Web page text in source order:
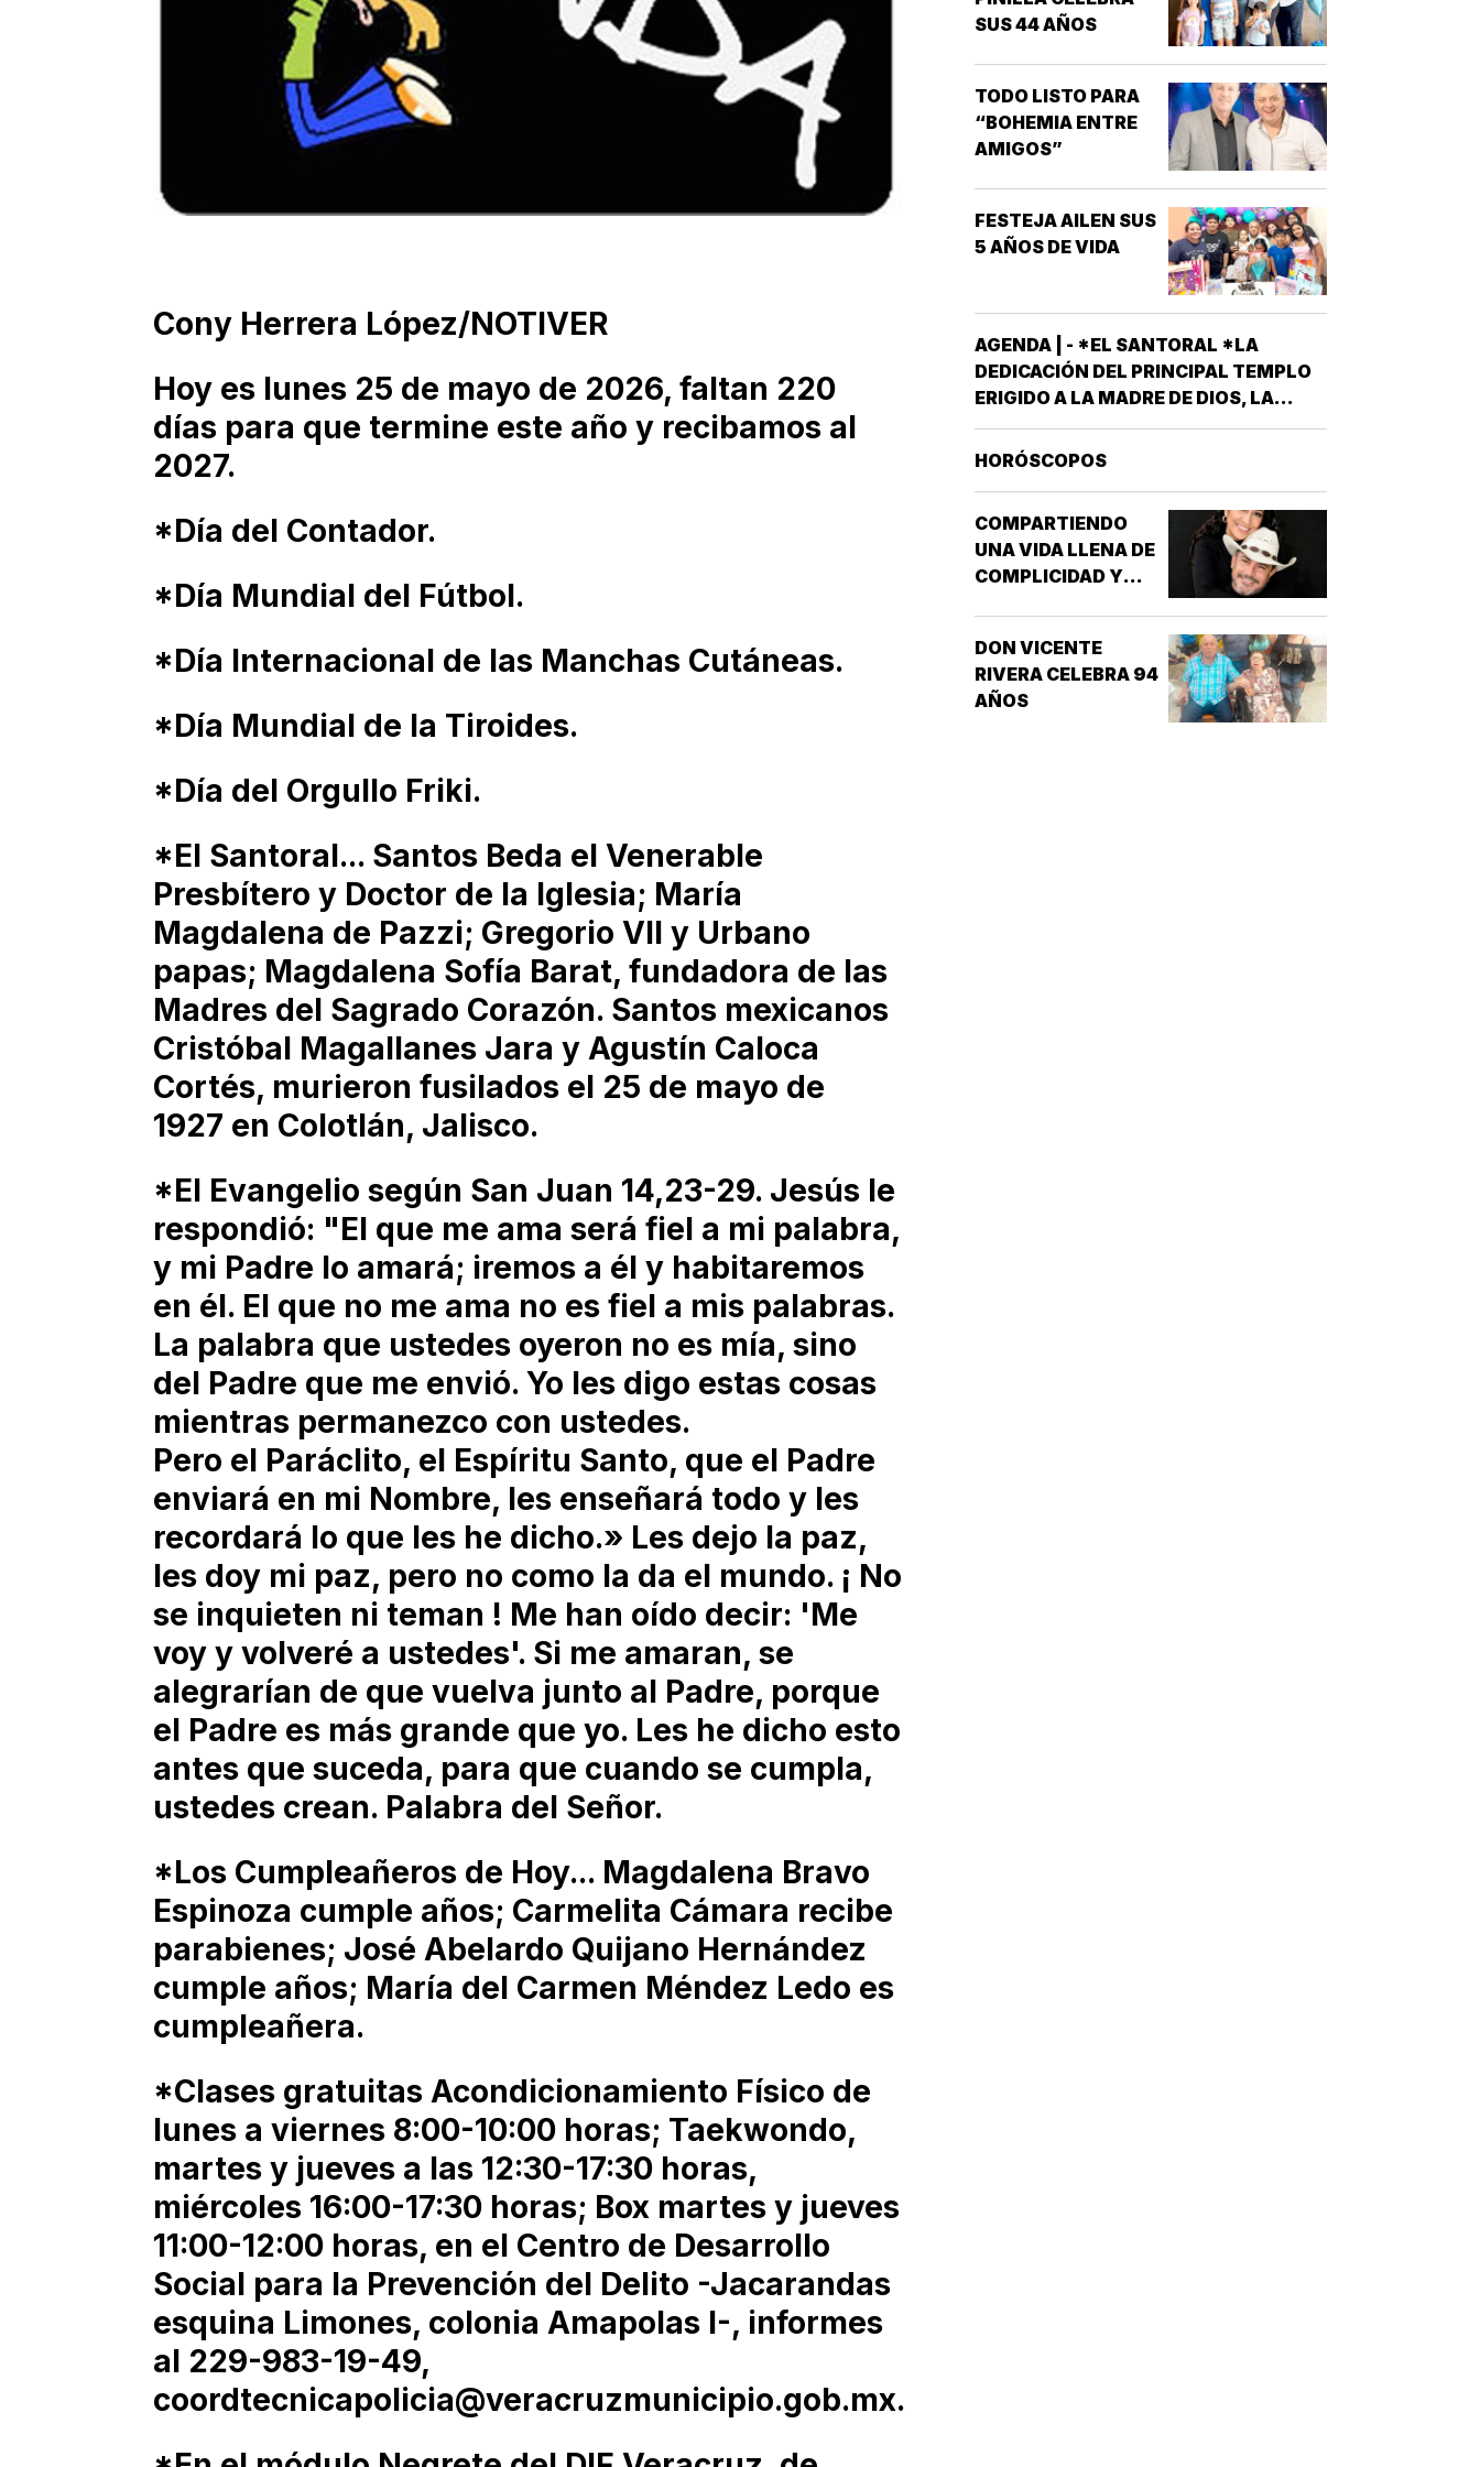
Cony Herrera López/NOTIVER
Hoy es lunes 25 de mayo de 2026, faltan 220
días para que termine este año y recibamos al
2027.
*Día del Contador.
*Día Mundial del Fútbol.
*Día Internacional de las Manchas Cutáneas.
*Día Mundial de la Tiroides.
*Día del Orgullo Friki.
*El Santoral... Santos Beda el Venerable
Presbítero y Doctor de la Iglesia; María
Magdalena de Pazzi; Gregorio VII y Urbano
papas; Magdalena Sofía Barat, fundadora de las
Madres del Sagrado Corazón. Santos mexicanos
Cristóbal Magallanes Jara y Agustín Caloca
Cortés, murieron fusilados el 25 de mayo de
1927 en Colotlán, Jalisco.
*El Evangelio según San Juan 14,23-29. Jesús le
respondió: "El que me ama será fiel a mi palabra,
y mi Padre lo amará; iremos a él y habitaremos
en él. El que no me ama no es fiel a mis palabras.
La palabra que ustedes oyeron no es mía, sino
del Padre que me envió. Yo les digo estas cosas
mientras permanezco con ustedes.
Pero el Paráclito, el Espíritu Santo, que el Padre
enviará en mi Nombre, les enseñará todo y les
recordará lo que les he dicho.» Les dejo la paz,
les doy mi paz, pero no como la da el mundo. ¡ No
se inquieten ni teman ! Me han oído decir: 'Me
voy y volveré a ustedes'. Si me amaran, se
alegrarían de que vuelva junto al Padre, porque
el Padre es más grande que yo. Les he dicho esto
antes que suceda, para que cuando se cumpla,
ustedes crean. Palabra del Señor.
*Los Cumpleañeros de Hoy... Magdalena Bravo
Espinoza cumple años; Carmelita Cámara recibe
parabienes; José Abelardo Quijano Hernández
cumple años; María del Carmen Méndez Ledo es
cumpleañera.
*Clases gratuitas Acondicionamiento Físico de
lunes a viernes 8:00-10:00 horas; Taekwondo,
martes y jueves a las 12:30-17:30 horas,
miércoles 16:00-17:30 horas; Box martes y jueves
11:00-12:00 horas, en el Centro de Desarrollo
Social para la Prevención del Delito -Jacarandas
esquina Limones, colonia Amapolas I-, informes
al 229-983-19-49,
coordtecnicapolicia@veracruzmunicipio.gob.mx.
TRASTORNOS
SEXUALES QUE
GENERADO PARA LA
INVESTIGACIÓN DE
NUEVOS
LA DISFUNCIÓN
ERÉCTIL
(INCAPACIDAD DE
SUS 44 AÑOS
TODO LISTO PARA
“BOHEMIA ENTRE
AMIGOS”
FESTEJA AILEN SUS
5 AÑOS DE VIDA
AGENDA | - *EL SANTORAL *LA
DEDICACIÓN DEL PRINCIPAL TEMPLO
ERIGIDO A LA MADRE DE DIOS, LA
GRAN BASÍLICA LIBERIANA DE SANTA
MARÍA LA MAYOR EN ROMA. NUESTRA
INGLATERRA *EL EVANGELIO
SEGÚN…
HORÓSCOPOS
COMPARTIENDO
UNA VIDA LLENA DE
COMPLICIDAD Y
DON VICENTE
RIVERA CELEBRA 94
AÑOS